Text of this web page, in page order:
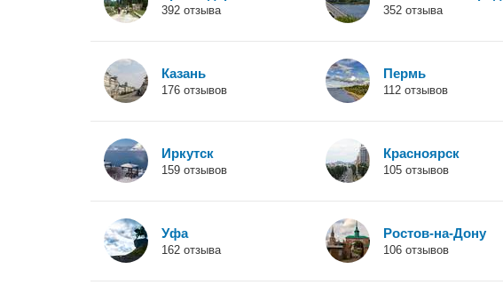
392 отзыва 352 отзыва
Казань
176 отзывов
Пермь
112 отзывов
Иркутск
159 отзывов
Красноярск
105 отзывов
Уфа
162 отзыва
Ростов-на-Дону
106 отзывов